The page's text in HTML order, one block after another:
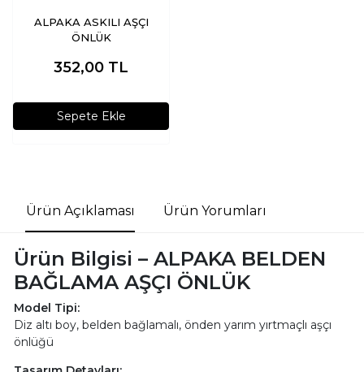
ALPAKA ASKILI AŞÇI
ÖNLÜK
352,00 TL
Sepete Ekle
Ürün Açıklaması Ürün Yorumları
Ürün Bilgisi – ALPAKA BELDEN
BAĞLAMA AŞÇI ÖNLÜK
Model Tipi:
Diz altı boy, belden bağlamalı, önden yarım yırtmaçlı aşçı
önlüğü